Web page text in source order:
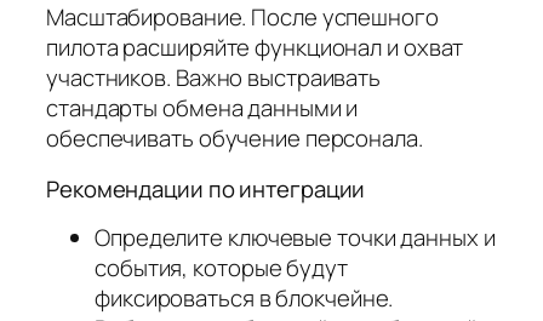
Масштабирование. После успешного
пилота расширяйте функционал и охват
участников. Важно выстраивать
стандарты обмена данными и
обеспечивать обучение персонала.
Рекомендации по интеграции
Определите ключевые точки данных и
события, которые будут
фиксироваться в блокчейне.